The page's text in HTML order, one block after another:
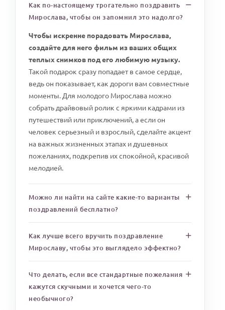
Как по-настоящему трогательно поздравить
Мирослава, чтобы он запомнил это надолго?
Чтобы искренне порадовать Мирослава,
создайте для него фильм из ваших общих
теплых снимков под его любимую музыку.
Такой подарок сразу попадает в самое сердце,
ведь он показывает, как дороги вам совместные
моменты. Для молодого Мирослава можно
собрать драйвовый ролик с яркими кадрами из
путешествий или приключений, а если он
человек серьезный и взрослый, сделайте акцент
на важных жизненных этапах и душевных
пожеланиях, подкрепив их спокойной, красивой
мелодией.
Можно ли найти на сайте какие-то варианты
поздравлений бесплатно?
Как лучше всего вручить поздравление
Мирославу, чтобы это выглядело эффектно?
Что делать, если все стандартные пожелания
кажутся скучными и хочется чего-то
необычного?